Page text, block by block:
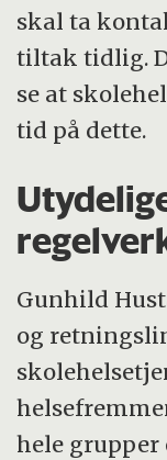
skal ta
tiltak tidlig.
se at
tid på dette.
Gunhild
og
hele grupper